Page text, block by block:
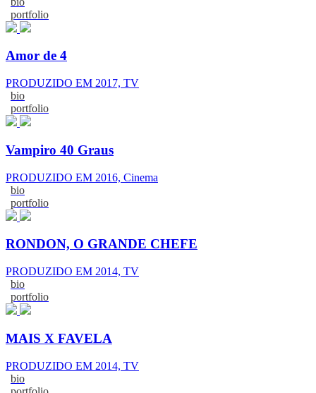
portfolio
Amor de 4
PRODUZIDO EM 2017, TV
bio
portfolio
Vampiro 40 Graus
PRODUZIDO EM 2016, Cinema
bio
portfolio
RONDON, O GRANDE CHEFE
PRODUZIDO EM 2014, TV
bio
portfolio
MAIS X FAVELA
PRODUZIDO EM 2014, TV
bio